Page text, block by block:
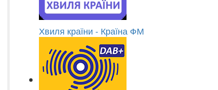
Хвиля країни - Країна ФМ